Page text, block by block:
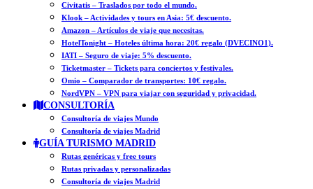
Civitatis – Traslados por todo el mundo.
Klook – Actividades y tours en Asia: 5€ descuento.
Amazon – Artículos de viaje que necesitas.
HotelTonight – Hoteles última hora: 20€ regalo (DVECINO1).
IATI – Seguro de viaje: 5% descuento.
Ticketmaster – Tickets para conciertos y festivales.
Omio – Comparador de transportes: 10€ regalo.
NordVPN – VPN para viajar con seguridad y privacidad.
CONSULTORÍA
Consultoría de viajes Mundo
Consultoría de viajes Madrid
GUÍA TURISMO MADRID
Rutas genéricas y free tours
Rutas privadas y personalizadas
Consultoría de viajes Madrid